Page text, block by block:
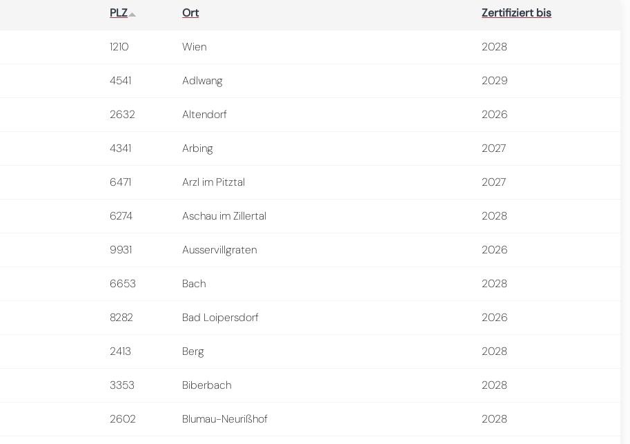
PLZ Ort Zertifiziert bis
1210 Wien 2028
4541 Adlwang 2029
2632 Altendorf 2026
4341 Arbing 2027
6471 Arzl im Pitztal 2027
6274 Aschau im Zillertal 2028
9931 Ausservillgraten 2026
6653 Bach 2028
8282 Bad Loipersdorf 2026
2413 Berg 2028
3353 Biberbach 2028
2602 Blumau-Neurißhof 2028